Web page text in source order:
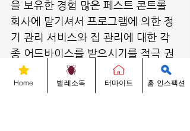
을 보유한 경험 많은 페스트 콘트롤
회사에 맡기셔서 프로그램에 의한 정
기 관리 서비스와 집 관리에 대한 각
종 어드바이스를 받으시기를 적극 권
해 드립니다.
벌레에 대한 문의 사항은 성실하게 답
Home 벌레소독 터마이트 홈 인스펙션